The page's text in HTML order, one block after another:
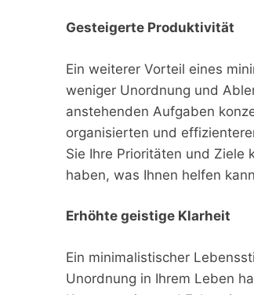
Gesteigerte Produktivität
Ein weiterer Vorteil eines
weniger Unordnung und
anstehenden Aufgaben
organisierten und
Sie Ihre Prioritäten und Ziele
haben, was Ihnen helfen
Erhöhte geistige Klarheit
Ein minimalistischer
Unordnung in Ihrem Leben